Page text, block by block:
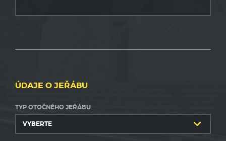
ÚDAJE O JEŘÁBU
TYP OTOČNÉHO JEŘÁBU